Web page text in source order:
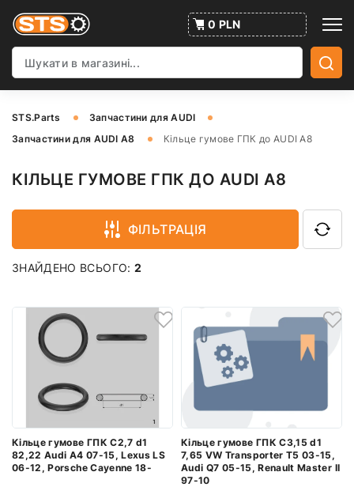
0 PLN
STS.Parts
Запчастини для AUDI
Запчастини для AUDI A8
Кільце гумове ГПК до AUDI A8
КІЛЬЦЕ ГУМОВЕ ГПК ДО AUDI A8
ФІЛЬТРАЦІЯ
ЗНАЙДЕНО ВСЬОГО: 2
Кільце гумове ГПК C2,7 d1
82,22 Audi A4 07-15, Lexus LS
06-12, Porsche Cayenne 18-
Кільце гумове ГПК C3,15 d1
7,65 VW Transporter T5 03-15,
Audi Q7 05-15, Renault Master II
97-10